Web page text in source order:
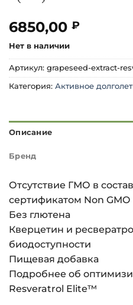
6850,00 ₽
Нет в наличии
Артикул: grapeseed-extract-
Категория: Активное
Описание
Бренд
Отсутствие ГМО в
сертификатом Non GMO
Без глютена
Кверцетин и
биодоступности
Пищевая добавка
Подробнее об
Resveratrol Elite™